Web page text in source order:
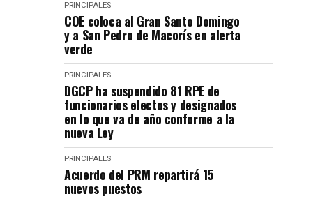
PRINCIPALES
COE coloca al Gran Santo Domingo
y a San Pedro de Macorís en alerta
verde
PRINCIPALES
DGCP ha suspendido 81 RPE de
funcionarios electos y designados
en lo que va de año conforme a la
nueva Ley
PRINCIPALES
Acuerdo del PRM repartirá 15
nuevos puestos